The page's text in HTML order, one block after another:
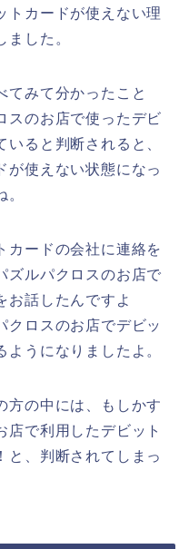
トカードが使えない理
した。
てみて分かったこと
スのお店で使ったデビ
ると判断されると、
が使えない状態になっ
カードの会社に連絡を
ズルパクロスのお店で
お話したんですよ
クロスのお店でデビッ
ようになりましたよ。
方の中には、もしかす
店で利用したデビット
と、判断されてしまっ